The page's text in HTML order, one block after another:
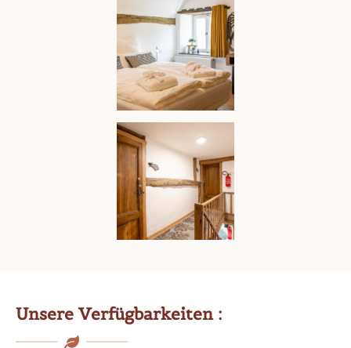
Unsere Verfügbarkeiten :